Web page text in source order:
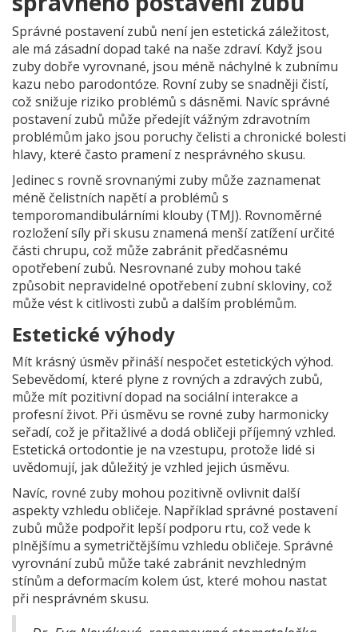
Správné postavení zubů není jen estetická záležitost,
ale má zásadní dopad také na naše zdraví. Když jsou
zuby dobře vyrovnané, jsou méně náchylné k zubnímu
kazu nebo parodontóze. Rovní zuby se snadněji čistí,
což snižuje riziko problémů s dásněmi. Navíc správné
postavení zubů může předejít vážným zdravotním
problémům jako jsou poruchy čelisti a chronické bolesti
hlavy, které často pramení z nesprávného skusu.
Jedinec s rovně srovnanými zuby může zaznamenat
méně čelistních napětí a problémů s
temporomandibulárními klouby (TMJ). Rovnoměrné
rozložení síly při skusu znamená menší zatížení určité
části chrupu, což může zabránit předčasnému
opotřebení zubů. Nesrovnané zuby mohou také
způsobit nepravidelné opotřebení zubní skloviny, což
může vést k citlivosti zubů a dalším problémům.
Estetické výhody
Mít krásný úsměv přináší nespočet estetických výhod.
Sebevědomí, které plyne z rovných a zdravých zubů,
může mít pozitivní dopad na sociální interakce a
profesní život. Při úsměvu se rovné zuby harmonicky
seřadí, což je přitažlivé a dodá obličeji příjemný vzhled.
Estetická ortodontie je na vzestupu, protože lidé si
uvědomují, jak důležitý je vzhled jejich úsměvu.
Navíc, rovné zuby mohou pozitivně ovlivnit další
aspekty vzhledu obličeje. Například správné postavení
zubů může podpořit lepší podporu rtu, což vede k
plnějšímu a symetričtějšímu vzhledu obličeje. Správné
vyrovnání zubů může také zabránit nevzhledným
stínům a deformacím kolem úst, které mohou nastat
při nesprávném skusu.